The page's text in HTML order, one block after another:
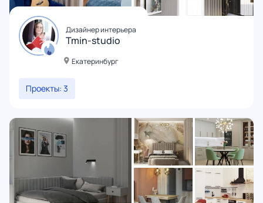
Дизайнер интерьера
Tmin-studio
Екатеринбург
Проекты: 3